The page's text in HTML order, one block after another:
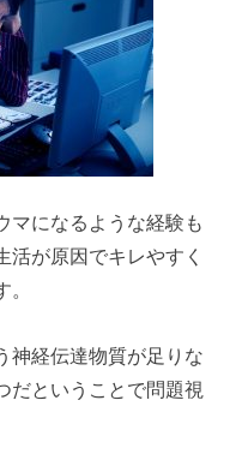
マになるような経験も
が原因でキレやすく
神経伝達物質が足りな
だということで問題視